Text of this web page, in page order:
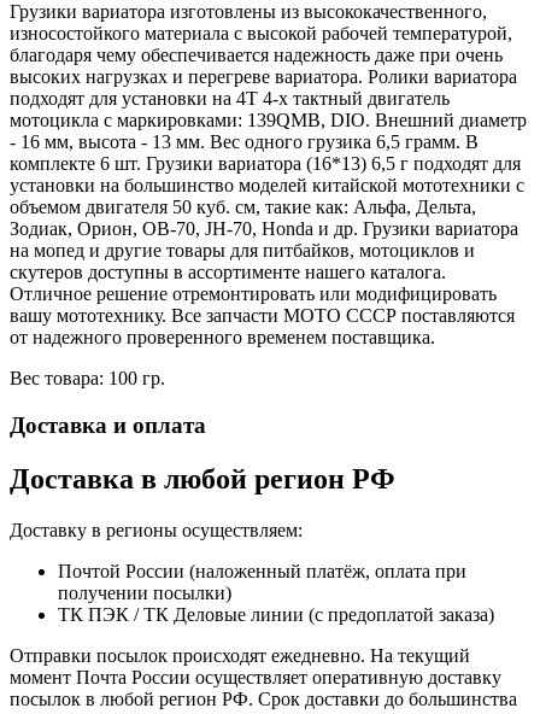
Грузики вариатора изготовлены из высококачественного,
износостойкого материала с высокой рабочей температурой,
благодаря чему обеспечивается надежность даже при очень
высоких нагрузках и перегреве вариатора. Ролики вариатора
подходят для установки на 4Т 4-х тактный двигатель
мотоцикла с маркировками: 139QMB, DIO. Внешний диаметр
- 16 мм, высота - 13 мм. Вес одного грузика 6,5 грамм. В
комплекте 6 шт. Грузики вариатора (16*13) 6,5 г подходят для
установки на большинство моделей китайской мототехники с
объемом двигателя 50 куб. см, такие как: Альфа, Дельта,
Зодиак, Орион, ОВ-70, JH-70, Honda и др. Грузики вариатора
на мопед и другие товары для питбайков, мотоциклов и
скутеров доступны в ассортименте нашего каталога.
Отличное решение отремонтировать или модифицировать
вашу мототехнику. Все запчасти МОТО СССР поставляются
от надежного проверенного временем поставщика.
Вес товара: 100 гр.
Доставка и оплата
Доставка в любой регион РФ
Доставку в регионы осуществляем:
Почтой России (наложенный платёж, оплата при
получении посылки)
ТК ПЭК / ТК Деловые линии (с предоплатой заказа)
Отправки посылок происходят ежедневно. На текущий
момент Почта России осуществляет оперативную доставку
посылок в любой регион РФ. Срок доставки до большинства